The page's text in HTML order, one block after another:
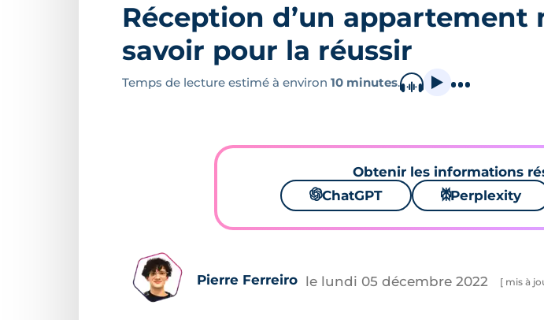
Réception d’un appartement
savoir pour la réussir
Temps de lecture estimé à environ 10 minutes.
Obtenir les informations
🌌ChatGPT ⚙Perplexity
Pierre Ferreiro le lundi 05 décembre 2022 [ mis à